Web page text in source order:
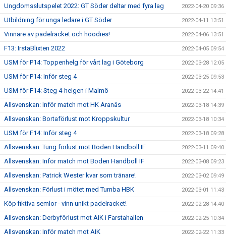
Ungdomsslutspelet 2022: GT Söder deltar med fyra lag 2022-04-20 09:36
Utbildning för unga ledare i GT Söder 2022-04-11 13:51
Vinnare av padelracket och hoodies! 2022-04-06 13:51
F13: IrstaBlixten 2022 2022-04-05 09:54
USM för P14: Toppenhelg för vårt lag i Göteborg 2022-03-28 12:05
USM för P14: Inför steg 4 2022-03-25 09:53
USM för F14: Steg 4-helgen i Malmö 2022-03-22 14:41
Allsvenskan: Inför match mot HK Aranäs 2022-03-18 14:39
Allsvenskan: Bortaförlust mot Kroppskultur 2022-03-18 10:34
USM för F14: Inför steg 4 2022-03-18 09:28
Allsvenskan: Tung förlust mot Boden Handboll IF 2022-03-11 09:40
Allsvenskan: Inför match mot Boden Handboll IF 2022-03-08 09:23
Allsvenskan: Patrick Wester kvar som tränare! 2022-03-02 09:49
Allsvenskan: Förlust i mötet med Tumba HBK 2022-03-01 11:43
Köp fiktiva semlor - vinn unikt padelracket! 2022-02-28 14:40
Allsvenskan: Derbyförlust mot AIK i Farstahallen 2022-02-25 10:34
Allsvenskan: Inför match mot AIK 2022-02-22 11:33